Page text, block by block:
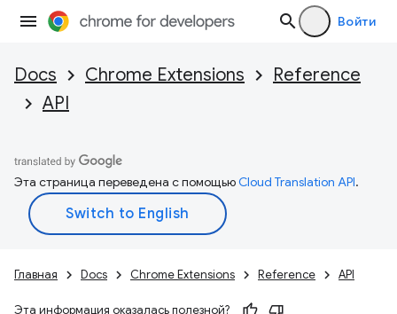
Войти
Docs Chrome Extensions
Reference
API
Эта страница переведена с помощьюCloud Translation API.
Главная Docs Chrome Extensions Reference API
Эта информация оказалась полезной?